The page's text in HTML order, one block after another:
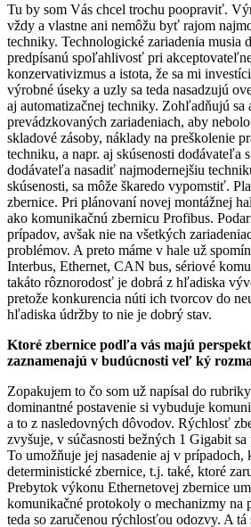
Tu by som Vás chcel trochu poopraviť.
vždy a vlastne ani nemôžu byť rajom
techniky. Technologické zariadenia musia
predpísanú spoľahlivosť pri
konzervativizmus a istota, že sa mi
výrobné úseky a uzly sa teda nasadzujú
aj automatizačnej techniky. Zohľadňujú sa
prevádzkovaných zariadeniach, aby
skladové zásoby, náklady na preškolenie
techniku, a napr. aj skúsenosti dodávateľa
dodávateľa nasadiť najmodernejšiu
skúsenosti, sa môže škaredo vypomstiť.
zbernice. Pri plánovaní novej montážnej
ako komunikačnú zbernicu Profibus.
prípadov, avšak nie na všetkých
problémov. A preto máme v hale už
Interbus, Ethernet, CAN bus, sériové
takáto rôznorodosť je dobrá z hľadiska
pretože konkurencia núti ich tvorcov do
hľadiska údržby to nie je dobrý stav.
Ktoré zbernice podľa vás majú
zaznamenajú v budúcnosti veľ ký
Zopakujem to čo som už napísal do
dominantné postavenie si vybuduje
a to z nasledovných dôvodov. Rýchlosť
zvyšuje, v súčasnosti bežných 1 Gigabit
To umožňuje jej nasadenie aj v prípadoch,
deterministické zbernice, t.j. také, ktoré
Prebytok výkonu Ethernetovej zbernice
komunikačné protokoly o mechanizmy na
teda so zaručenou rýchlosťou odozvy. A tá